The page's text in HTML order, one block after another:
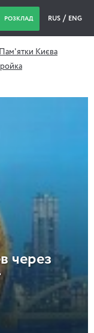
РОЗКЛАД RUS ENG
Пам'ятки Києва
через